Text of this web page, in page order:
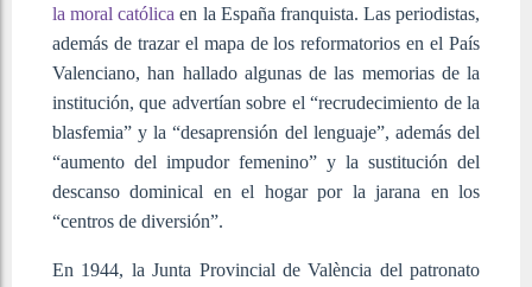
la moral católica en la España franquista. Las periodistas,
además de trazar el mapa de los reformatorios en el País
Valenciano, han hallado algunas de las memorias de la
institución, que advertían sobre el “recrudecimiento de la
blasfemia” y la “desaprensión del lenguaje”, además del
“aumento del impudor femenino” y la sustitución del
descanso dominical en el hogar por la jarana en los
“centros de diversión”.
En 1944, la Junta Provincial de València del patronato